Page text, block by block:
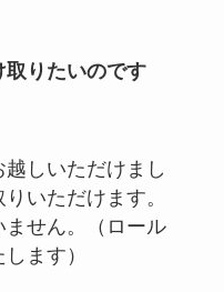
りたいのです
しいただけまし
いただけます。
せん。（ロール
ます）